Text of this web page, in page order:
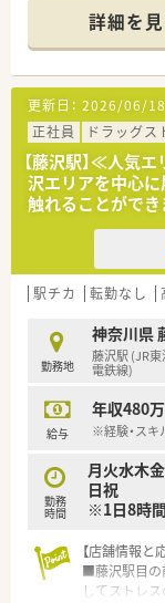
1日あたり
■薬剤師は正
名体制で業務
【募集背景と
■今回は欠員
持ちの方を
■未経験者は
即戦力とし
■湘南・藤沢
ながら働きた
【法人特徴に
■創業昭和31
た湘南エリ
地域医療に
■お客様の
域とともに
【こんな方が
■駅チカで
■心療内科や
知識とスキ
■定着率の高
詳細を
更新日： 2026/06/18
正社員
ドラッグス
【藤沢駅】≪人気
沢エリアを中心
触れることができ
駅チカ 転勤なし
勤務地
神奈川県
藤沢駅 (JR
電鉄線)
給与
年収480
※経験・スキ
勤務
時間
月火水木
日祝
※1日8時
【店舗情報と
■藤沢駅目の
してストレス